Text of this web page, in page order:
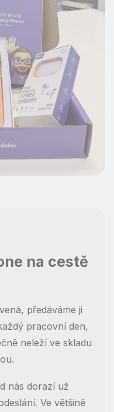
na cestě
předáváme ji
pracovní den,
neleží ve skladu
nás dorazí už
Ve většině